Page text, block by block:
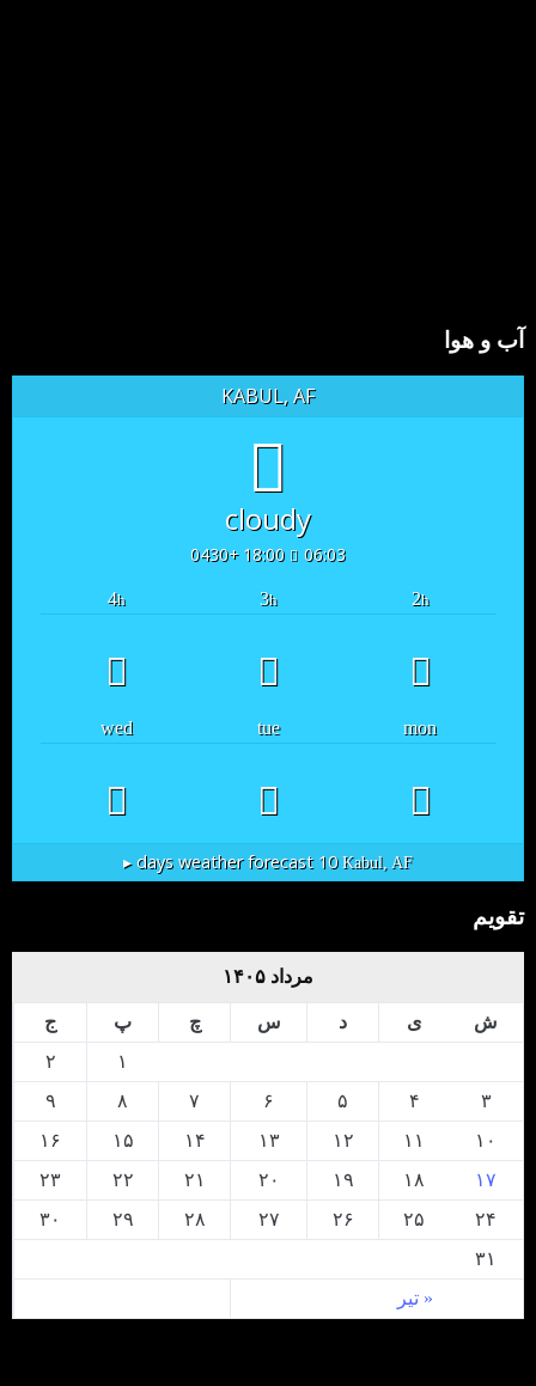
آب و هوا
KABUL, AF
cloudy
06:03
18:00 +0430
2h
3h
4h
mon
tue
wed
Kabul, AF
10 days weather forecast ▸
تقویم
مرداد ۱۴۰۵
ش ی د س چ پ ج
« تیر
۱
۲
۳
۴ ۵ ۶ ۷ ۸
۹
۱۰
۱۱ ۱۲ ۱۳ ۱۴ ۱۵
۱۶
۱۷
۱۸ ۱۹ ۲۰ ۲۱ ۲۲
۲۳
۲۴
۲۵ ۲۶ ۲۷ ۲۸ ۲۹
۳۰
۳۱